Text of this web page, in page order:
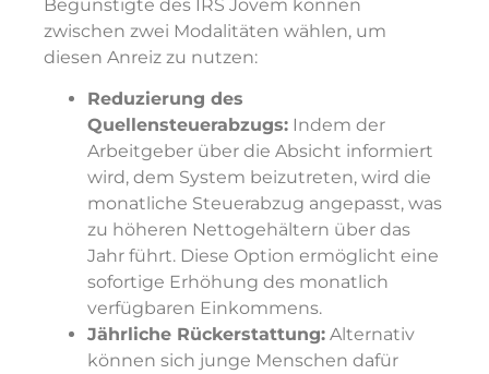
Begünstigte des IRS Jovem können
zwischen zwei Modalitäten wählen, um
diesen Anreiz zu nutzen:
Reduzierung des
Quellensteuerabzugs: Indem der
Arbeitgeber über die Absicht informiert
wird, dem System beizutreten, wird die
monatliche Steuerabzug angepasst, was
zu höheren Nettogehältern über das
Jahr führt. Diese Option ermöglicht eine
sofortige Erhöhung des monatlich
verfügbaren Einkommens.
Jährliche Rückerstattung: Alternativ
können sich junge Menschen dafür